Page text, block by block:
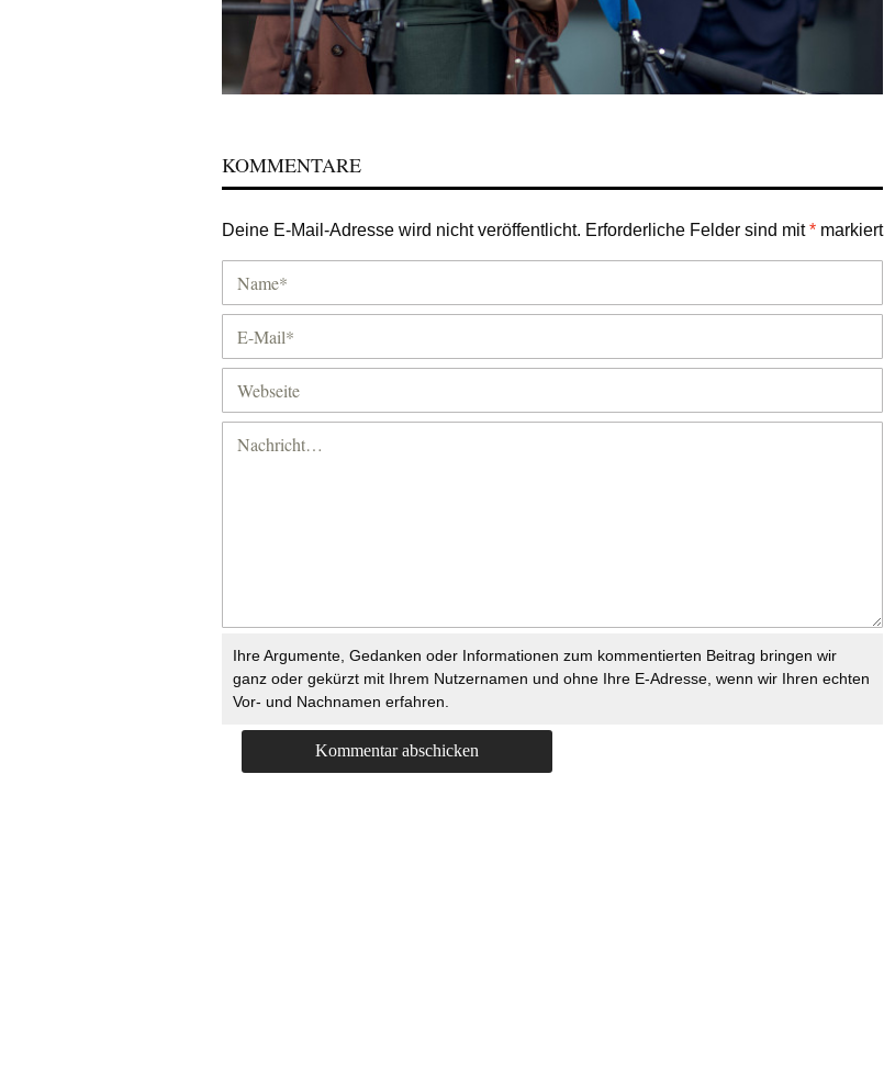
KOMMENTARE
Deine E-Mail-Adresse wird nicht veröffentlicht. Erforderliche Felder sind mit* markiert
Ihre Argumente, Gedanken oder Informationen zum kommentierten Beitrag bringen wir
ganz oder gekürzt mit Ihrem Nutzernamen und ohne Ihre E-Adresse, wenn wir Ihren echten
Vor- und Nachnamen erfahren.